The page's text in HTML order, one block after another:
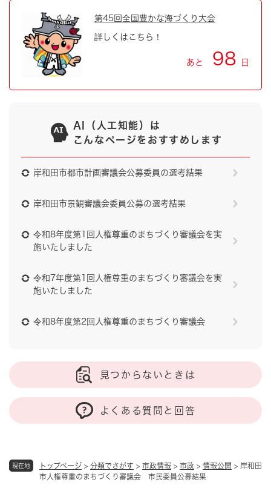
現在地 トップページ > 分類でさがす > 市政情報 > 市政 > 情報公開 > 岸和田
市人権尊重のまちづくり審議会 市民委員公募結果
第45回全国豊かな海づくり大会
詳しくはこちら！
あと 98 日
AI（人工知能）は
こんなページをおすすめします
岸和田市都市計画審議会公募委員の選考結果
岸和田市景観審議会委員公募の選考結果
令和8年度第1回人権尊重のまちづくり審議会を実
施いたしました
令和7年度第1回人権尊重のまちづくり審議会を実
施いたしました
令和8年度第2回人権尊重のまちづくり審議会
見つからないときは
よくある質問と回答